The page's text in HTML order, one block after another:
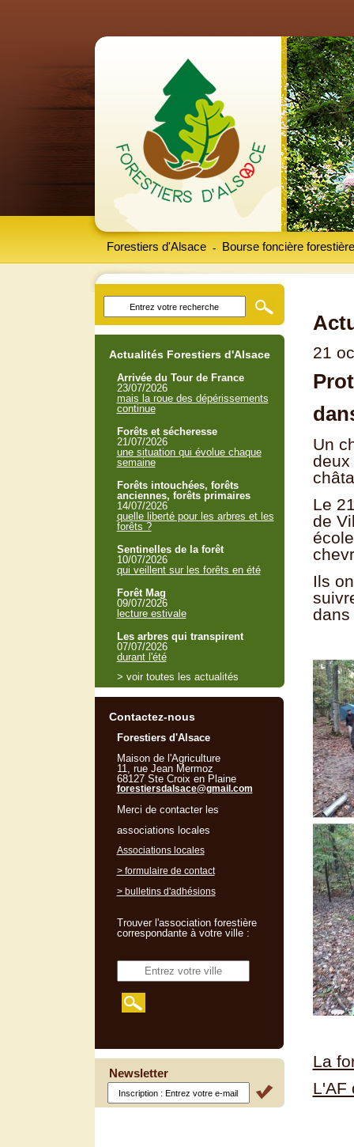
Forestiers d'Alsace Bourse foncière forestière
-
21
Un
deux
Le
de
Ils
dans
La
L'AF
Actualités Forestiers d'Alsace
Arrivée du Tour de France
23/07/2026
mais la roue des dépérissements
continue
Forêts et sécheresse
21/07/2026
une situation qui évolue chaque
semaine
Forêts intouchées, forêts
anciennes, forêts primaires
14/07/2026
quelle liberté pour les arbres et les
forêts ?
Sentinelles de la forêt
10/07/2026
qui veillent sur les forêts en été
Forêt Mag
09/07/2026
lecture estivale
Les arbres qui transpirent
07/07/2026
durant l'été
> voir toutes les actualités
Contactez-nous
Forestiers d'Alsace
Maison de l'Agriculture
11, rue Jean Mermoz
68127 Ste Croix en Plaine
forestiersdalsace@gmail.com
Merci de contacter les
associations locales
Associations locales
> formulaire de contact
> bulletins d'adhésions
Trouver l'association forestière
correspondante à votre ville :
Newsletter